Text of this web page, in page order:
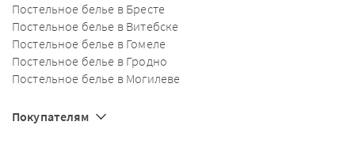
Постельное белье в Бресте
Постельное белье в Витебске
Постельное белье в Гомеле
Постельное белье в Гродно
Постельное белье в Могилеве
Покупателям